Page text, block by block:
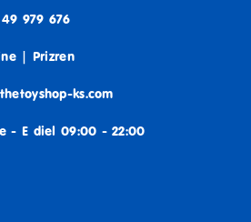
979 676
| Prizren
ks.com
- E diel 09:00 - 22:00